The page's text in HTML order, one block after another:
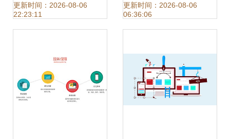
园开业盛况与运营
更新时间：2026-08-06
22:23:11
站策划决胜千里
更新时间：2026-08-06
06:36:06